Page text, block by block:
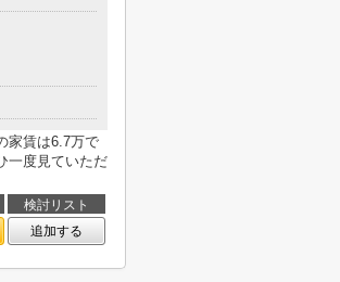
家賃は6.7万で
一度見ていただ
検討リスト
追加する